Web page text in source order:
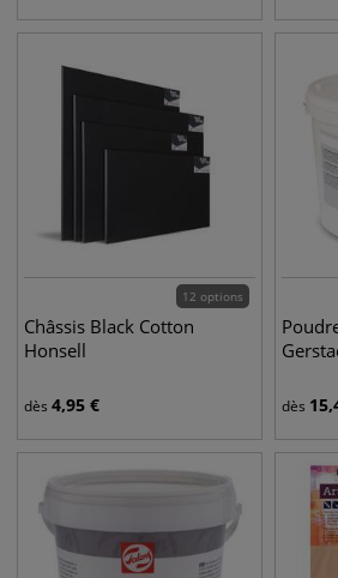
12 options
Châssis Black Cotton
Honsell
dès 4,95 € dès